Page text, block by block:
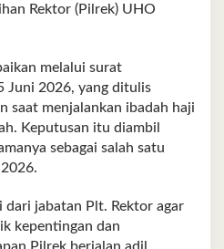
Rektor (Pilrek) UHO
melalui surat
Juni 2026, yang ditulis
saat menjalankan ibadah haji
Keputusan itu diambil
sebagai salah satu
dari jabatan Plt. Rektor agar
kepentingan dan
Pilrek berjalan adil,